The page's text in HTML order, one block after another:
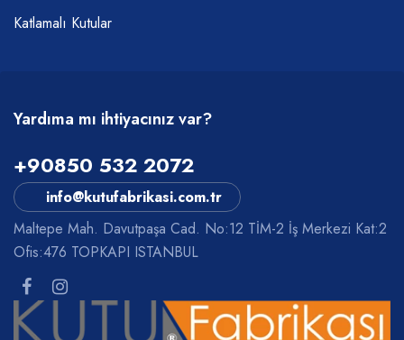
Katlamalı Kutular
Yardıma mı ihtiyacınız var?
+90850 532 2072
info@kutufabrikasi.com.tr
Maltepe Mah. Davutpaşa Cad. No:12 TİM-2 İş Merkezi Kat:2
Ofis:476 TOPKAPI ISTANBUL